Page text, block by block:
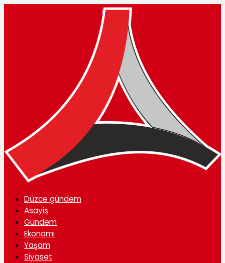
Düzce gündem
Asayiş
Gündem
Ekonomi
Yaşam
Siyaset